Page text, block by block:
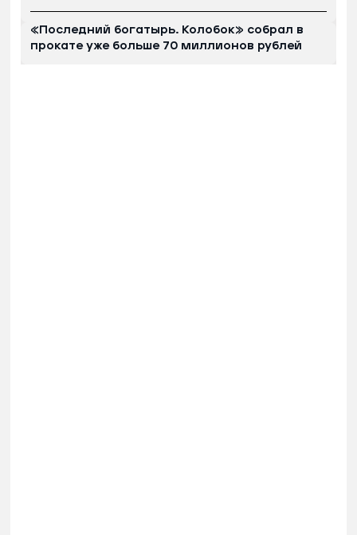
«Последний богатырь. Колобок» собрал в
прокате уже больше 70 миллионов рублей